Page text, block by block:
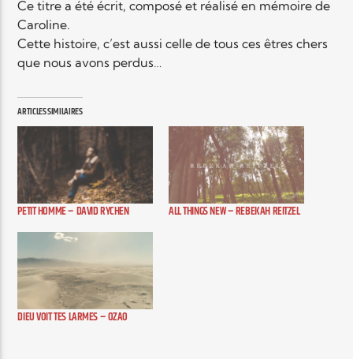
Ce titre a été écrit, composé et réalisé en mémoire de
Caroline.
Cette histoire, c’est aussi celle de tous ces êtres chers
que nous avons perdus…
ARTICLES SIMILAIRES
PETIT HOMME – DAVID RYCHEN ALL THINGS NEW – REBEKAH REITZEL
DIEU VOIT TES LARMES – OZAO